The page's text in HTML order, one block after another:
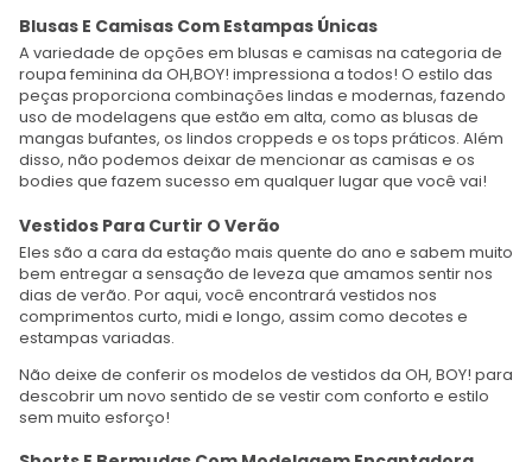
Blusas E Camisas Com Estampas Únicas
A variedade de opções em blusas e camisas na categoria de
roupa feminina da OH,BOY! impressiona a todos! O estilo das
peças proporciona combinações lindas e modernas, fazendo
uso de modelagens que estão em alta, como as blusas de
mangas bufantes, os lindos croppeds e os tops práticos. Além
disso, não podemos deixar de mencionar as camisas e os
bodies que fazem sucesso em qualquer lugar que você vai!
Vestidos Para Curtir O Verão
Eles são a cara da estação mais quente do ano e sabem muito
bem entregar a sensação de leveza que amamos sentir nos
dias de verão. Por aqui, você encontrará vestidos nos
comprimentos curto, midi e longo, assim como decotes e
estampas variadas.
Não deixe de conferir os modelos de vestidos da OH, BOY! para
descobrir um novo sentido de se vestir com conforto e estilo
sem muito esforço!